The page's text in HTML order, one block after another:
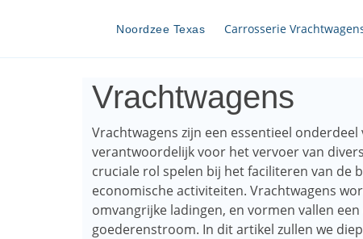
Noordzee Texas Carrosserie
Vrachtwagens
Vrachtwagens zijn een essentieel
verantwoordelijk voor het vervoer van
cruciale rol spelen bij het faciliteren van de
economische activiteiten. Vrachtwagens
omvangrijke ladingen, en vormen vallen
goederenstroom. In dit artikel zullen we